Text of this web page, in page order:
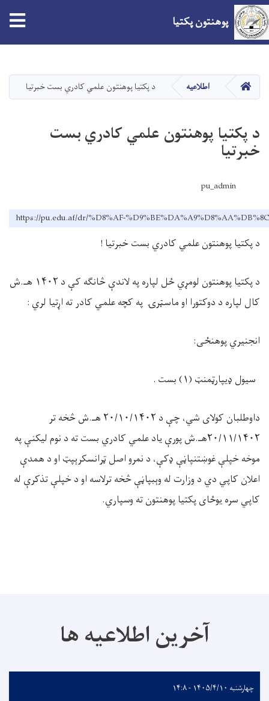
main
content
پوهنتون پکتیا
صفحه اصلیاطلاعیه د پکتیا پوهنتون علمي کادري بست خبرتیا
د پکتیا پوهنتون علمي کادري بست
خبرتیا
pu_admin
https://pu.edu.af/dr/%D8%AF-
د پکتیا پوهنتون علمي کادري بست خبرتیا !
د پکتیا پوهنتون لومړي ځل لپاره په لاندې څانګه کې د ۱۴۰۲ هـ.ش
کال لپاره د دوکتورا او ماسټرۍ په کچه علمي کادر ته اړتیا لري :
انجنیري پوهنځی:
سیول ډيپارټمنټ (۱) بست .
داوطلبان کولای شي، چې د ۲۰/۱۰/۱۴۰۲ هـ.ش څخه تر
۲۰/۱۱/۱۴۰۲هـ.ش پورې یاد علمي کادري بست ته د نوم لیکنې په
موخه خپلې غوښتنپاڼې ډکې، د نمرو اصل ټرانسکرېپټ او د همدې
اعلان کاپي دي د وزارت له وېبپاڼې څخه ترلاسه او د خپلې تذکرې له
کاپي سره یوځای پکتیا پوهنتون ته وسپاري.
آخرین اطلاعیه ها
چهارشنبه ۱۴۰۵/۴/۱۰ - ۱۴:۸